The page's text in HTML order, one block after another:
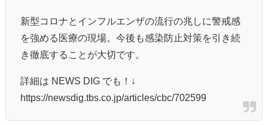
新型コロナとインフルエンザの流行の兆しに警戒感
を強める医療の現場。今後も感染防止対策を引き続
き徹底することが大切です。
詳細は NEWS DIG でも！↓
https://newsdig.tbs.co.jp/articles/cbc/702599